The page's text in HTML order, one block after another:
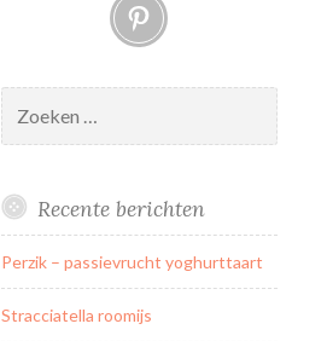
naar:
Recente berichten
Perzik – passievrucht yoghurttaart
Stracciatella roomijs